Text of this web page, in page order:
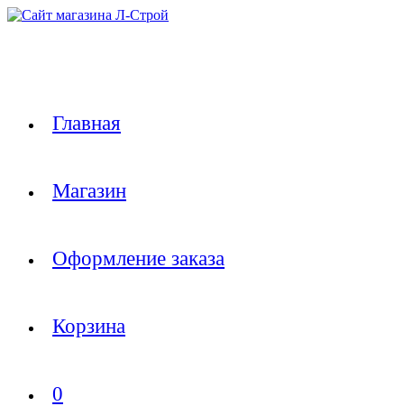
Перейти
Главная
Магазин
Оформление заказа
Корзина
0